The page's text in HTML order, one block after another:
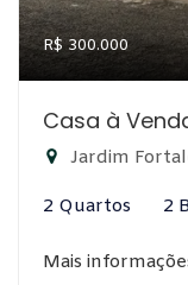
R$ 300.000
Casa à
Jardim
2 Quartos 2
Mais